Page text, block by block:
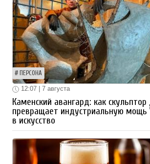
ПЕРСОНА
12:07 | 7 августа
Каменский авангард: как
превращает индустриальную мощь
в искусство